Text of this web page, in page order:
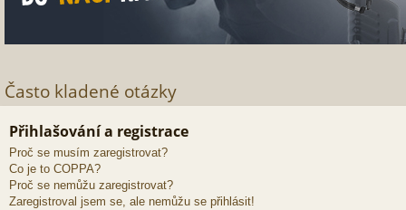
Často kladené otázky
Přihlašování a registrace
Proč se musím zaregistrovat?
Co je to COPPA?
Proč se nemůžu zaregistrovat?
Zaregistroval jsem se, ale nemůžu se přihlásit!